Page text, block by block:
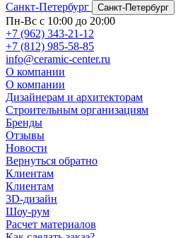
Санкт-Петербург
Санкт-Петербург
Пн-Вс с 10:00 до 20:00
+7 (962) 343-21-12
+7 (812) 985-58-85
info@ceramic-center.ru
О компании
О компании
Дизайнерам и архитекторам
Строительным организациям
Бренды
Отзывы
Новости
Вернуться обратно
Клиентам
Клиентам
3D-дизайн
Шоу-рум
Расчет материалов